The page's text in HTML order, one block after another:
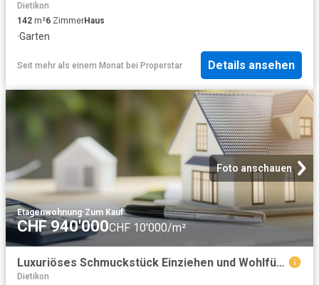
Dietikon
142 m²6 ZimmerHaus
·Garten
Seit mehr als einem Monat bei Properstar Details ansehen
Foto anschauen
Etagenwohnung·Zum Kauf
CHF 940'000CHF 10'000/m²
Luxuriöses Schmuckstück Einziehen und Wohlfühlen!
Dietikon